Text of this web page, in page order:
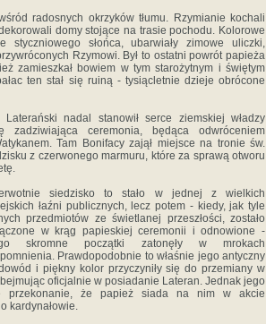
radosnych okrzyków tłumu. Rzymianie kochali
domy stojące na trasie pochodu. Kolorowe
słońca, ubarwiały zimowe uliczki,
Rzymowi. Był to ostatni powrót papieża
zamieszkał bowiem w tym starożytnym i świętym
ten stał się ruiną - tysiącletnie dzieje obrócone
nadal stanowił serce ziemskiej władzy
zadziwiająca ceremonia, będąca odwróceniem
Tam Bonifacy zajął miejsce na tronie św.
z czerwonego marmuru, które za sprawą otworu
siedzisko to stało w jednej z wielkich
łaźni publicznych, lecz potem - kiedy, jak tyle
przedmiotów ze świetlanej przeszłości, zostało
w krąg papieskiej ceremonii i odnowione -
skromne początki zatonęły w mrokach
Prawdopodobnie to właśnie jego antyczny
i piękny kolor przyczyniły się do przemiany w
oficjalnie w posiadanie Lateran. Jednak jego
przekonanie, że papież siada na nim w akcie
kardynałowie.